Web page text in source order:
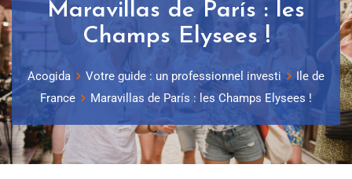
Maravillas de París : les
Champs Elysees !
Acogida Votre guide : un professionnel investi
Ile de
France
Maravillas de París : les Champs Elysees !